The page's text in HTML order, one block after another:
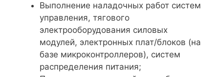
Выполнение наладочных работ систем
управления, тягового
электрооборудования силовых
модулей, электронных плат/блоков (на
базе микроконтроллеров), систем
распределения питания;